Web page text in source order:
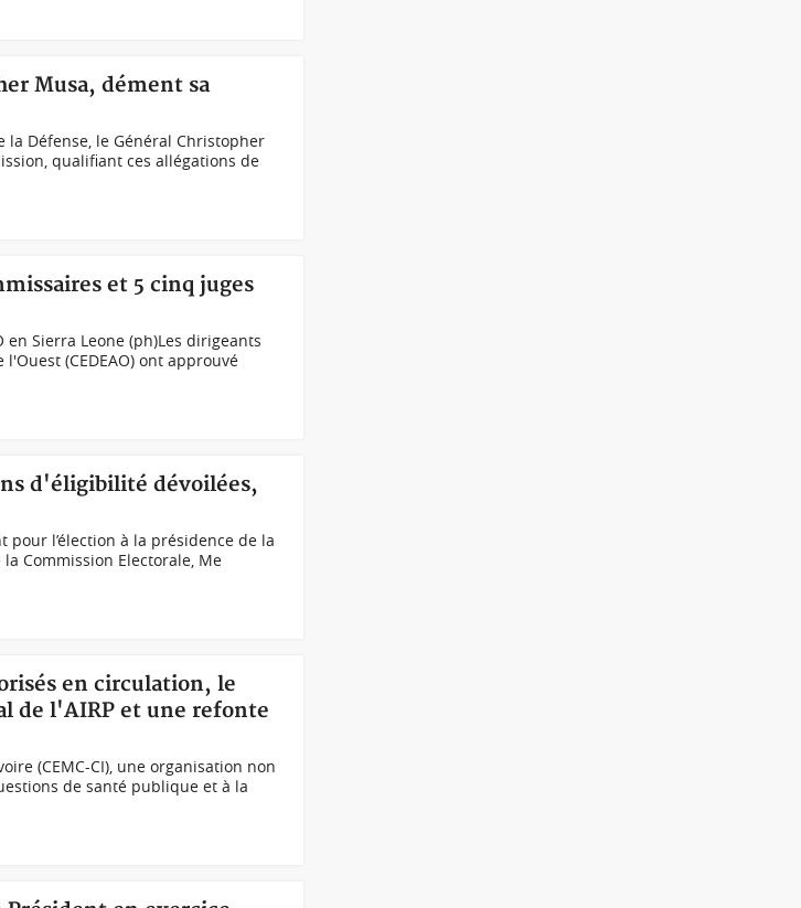
Musa, dément sa
Défense, le Général Christopher
qualifiant ces allégations de
et 5 cinq juges
Sierra Leone (ph)Les dirigeants
(CEDEAO) ont approuvé
d'éligibilité dévoilées,
pour l’élection à la présidence de la
Commission Electorale, Me
en circulation, le
de l'AIRP et une refonte
(CEMC-CI), une organisation non
de santé publique et à la